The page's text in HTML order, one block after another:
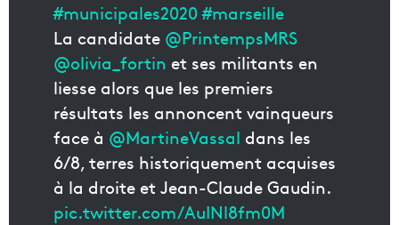
#municipales2020 #marseille
La candidate @PrintempsMRS
@olivia_fortin et ses militants en
liesse alors que les premiers
résultats les annoncent vainqueurs
face à @MartineVassal dans les
6/8, terres historiquement acquises
à la droite et Jean-Claude Gaudin.
pic.twitter.com/AuINl8fm0M